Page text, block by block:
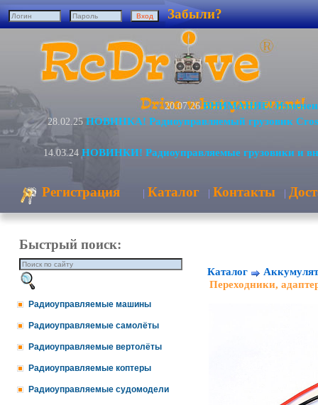
Забыли?
20.07.26 ВНИМАНИЕ!
28.02.25 НОВИНКА! Радиоуправляемый грузовик
14.03.24 НОВИНКИ! Радиоуправляемые грузовики и
Регистрация | Каталог | Контакты |
Быстрый поиск:
Радиоуправляемые машины
Радиоуправляемые самолёты
Радиоуправляемые вертолёты
Радиоуправляемые коптеры
Радиоуправляемые судомодели
Каталог
Переходники,